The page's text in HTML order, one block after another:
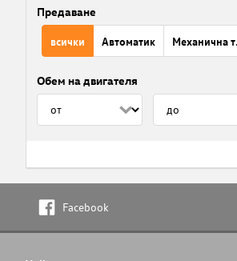
Предаване
всички Автоматик
Обем на двигателя
Facebook